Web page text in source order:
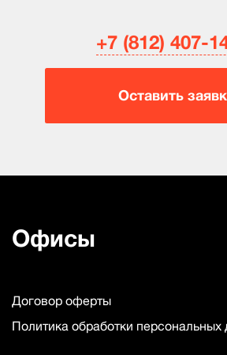
+7 (812) 407-
Оставить
Офисы
Договор оферты
Политика обработки персональных